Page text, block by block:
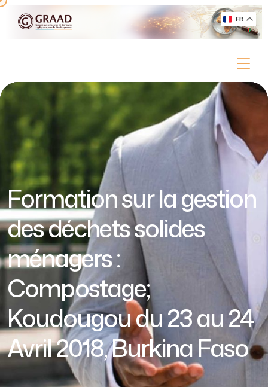
Formation sur la gestion
des déchets solides
ménagers :
Compostage;
Koudougou du 23 au 24
Avril 2018, Burkina Faso
FR